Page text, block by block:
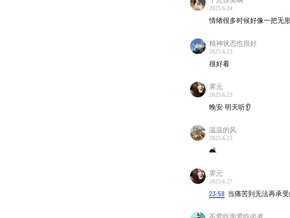
2025.6.24
情绪很多时候好像一把无
精神状态也很好
2025.6.23
很好看
霁元
2025.6.23
晚安 明天听👂
温温的风
2025.6.23
🛋️
霁元
2025.6.27
23:58 当痛苦到无法再承
不爱吃面爱吃卤煮